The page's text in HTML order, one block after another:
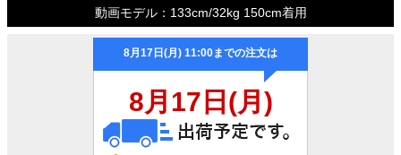
動画モデル：133cm/32kg 150cm着用